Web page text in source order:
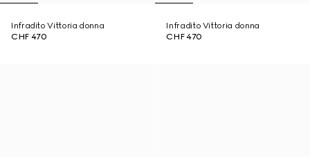
Infradito Vittoria donna
CHF 470
Infradito Vittoria donna
CHF 470